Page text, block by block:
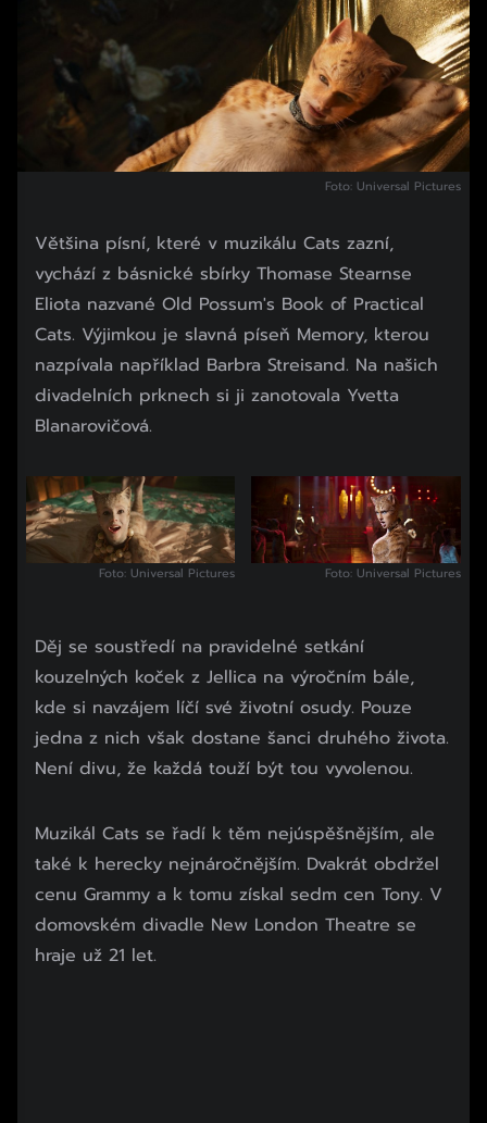
Foto: Universal Pictures
Většina písní, které v muzikálu Cats zazní,
vychází z básnické sbírky Thomase Stearnse
Eliota nazvané Old Possum's Book of Practical
Cats. Výjimkou je slavná píseň Memory, kterou
nazpívala například Barbra Streisand. Na našich
divadelních prknech si ji zanotovala Yvetta
Blanarovičová.
Foto: Universal Pictures Foto: Universal Pictures
Děj se soustředí na pravidelné setkání
kouzelných koček z Jellica na výročním bále,
kde si navzájem líčí své životní osudy. Pouze
jedna z nich však dostane šanci druhého života.
Není divu, že každá touží být tou vyvolenou.
Začátek reklamy
Konec reklamy
Muzikál Cats se řadí k těm nejúspěšnějším, ale
také k herecky nejnáročnějším. Dvakrát obdržel
cenu Grammy a k tomu získal sedm cen Tony. V
domovském divadle New London Theatre se
hraje už 21 let.